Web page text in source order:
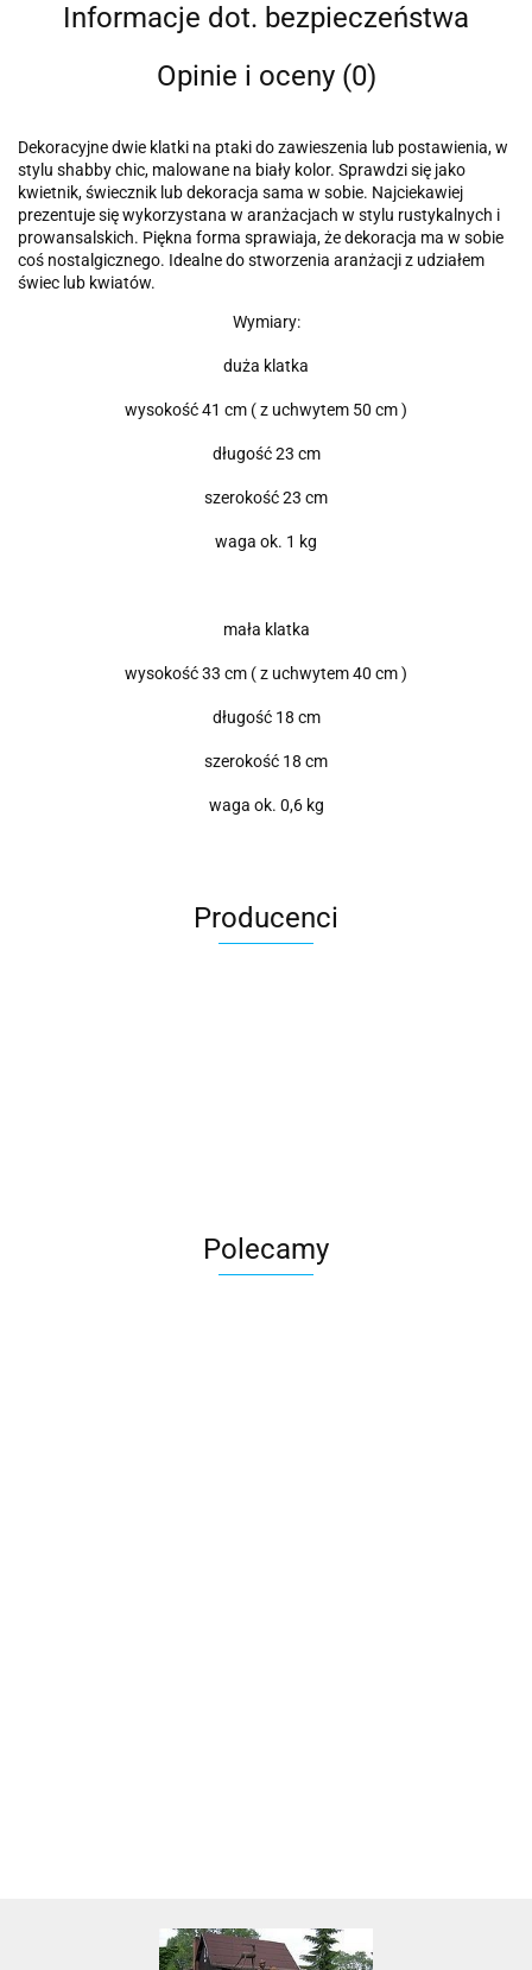
Informacje dot. bezpieczeństwa
Opinie i oceny (0)
Dekoracyjne dwie klatki na ptaki do zawieszenia lub postawienia, w
stylu shabby chic, malowane na biały kolor. Sprawdzi się jako
kwietnik, świecznik lub dekoracja sama w sobie. Najciekawiej
prezentuje się wykorzystana w aranżacjach w stylu rustykalnych i
prowansalskich. Piękna forma sprawiaja, że dekoracja ma w sobie
coś nostalgicznego. Idealne do stworzenia aranżacji z udziałem
świec lub kwiatów.
Wymiary:
duża klatka
wysokość 41 cm ( z uchwytem 50 cm )
długość 23 cm
szerokość 23 cm
waga ok. 1 kg
mała klatka
wysokość 33 cm ( z uchwytem 40 cm )
długość 18 cm
szerokość 18 cm
waga ok. 0,6 kg
Producenci
Polecamy